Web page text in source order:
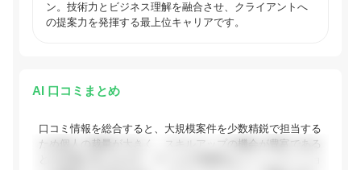
ン。技術力とビジネス理解を融合させ、クライアントへ
の提案力を発揮する最上位キャリアです。
AI 口コミまとめ
口コミ情報を総合すると、大規模案件を少数精鋭で担当する
ため個人の裁量が大きく、スキルアップの機会が豊富である